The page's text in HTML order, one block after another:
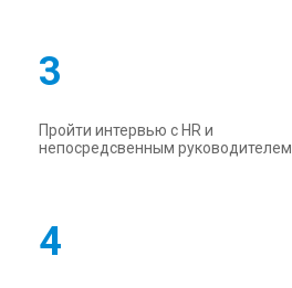
3
Пройти интервью с HR и
непосредсвенным руководителем
4